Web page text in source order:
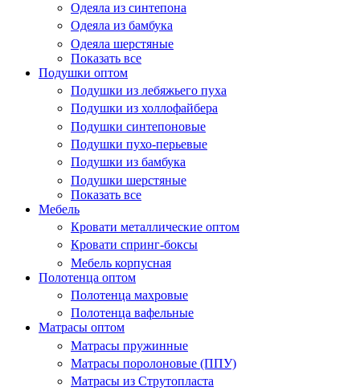
Одеяла из синтепона
Одеяла из бамбука
Одеяла шерстяные
Показать все
Подушки оптом
Подушки из лебяжьего пуха
Подушки из холлофайбера
Подушки синтепоновые
Подушки пухо-перьевые
Подушки из бамбука
Подушки шерстяные
Показать все
Мебель
Кровати металлические оптом
Кровати спринг-боксы
Мебель корпусная
Полотенца оптом
Полотенца махровые
Полотенца вафельные
Матрасы оптом
Матрасы пружинные
Матрасы поролоновые (ППУ)
Матрасы из Струтопласта